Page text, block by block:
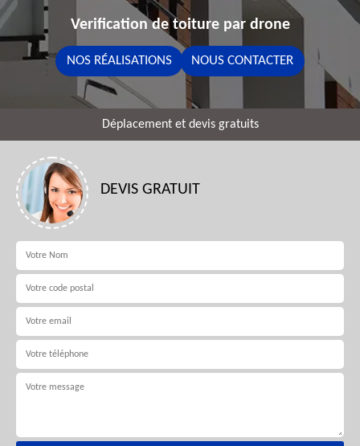
Verification de toiture par drone
NOS RÉALISATIONS NOUS CONTACTER
Déplacement et devis gratuits
DEVIS GRATUIT